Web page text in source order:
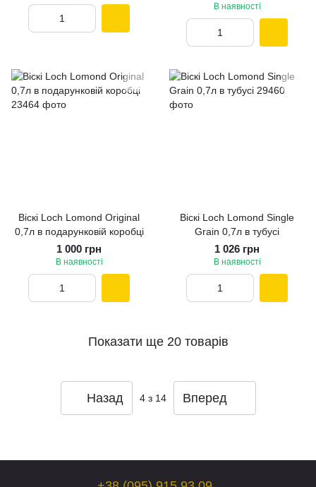
В наявності
Віскі Loch Lomond Original
0,7л в подарунковій коробці
1 000 грн
В наявності
Віскі Loch Lomond Single
Grain 0,7л в тубусі
1 026 грн
В наявності
Показати ще 20 товарів
Назад 4з 14 Вперед